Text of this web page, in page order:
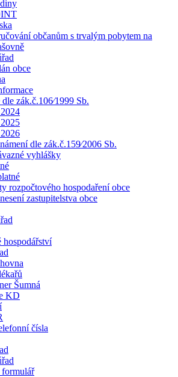
občanům s trvalým pobytem na
obce
zák.č.106⁄1999 Sb.
dle zák.č.159⁄2006 Sb.
vyhlášky
rozpočtového hospodaření obce
zastupitelstva obce
hospodářství
Šumná
KD
čísla